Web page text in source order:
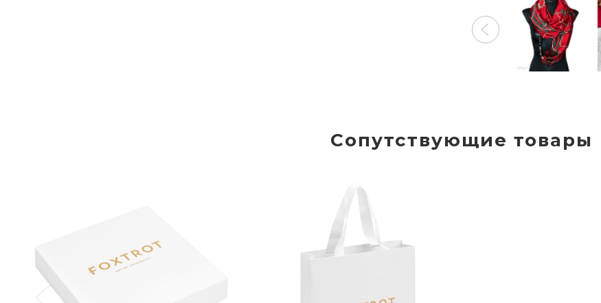
Сопутствующие товары